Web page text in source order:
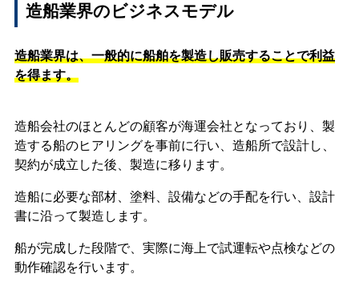
造船業界のビジネスモデル
造船業界は、一般的に船舶を製造し販売することで利益
を得ます。
造船会社のほとんどの顧客が海運会社となっており、製
造する船のヒアリングを事前に行い、造船所で設計し、
契約が成立した後、製造に移ります。
造船に必要な部材、塗料、設備などの手配を行い、設計
書に沿って製造します。
船が完成した段階で、実際に海上で試運転や点検などの
動作確認を行います。